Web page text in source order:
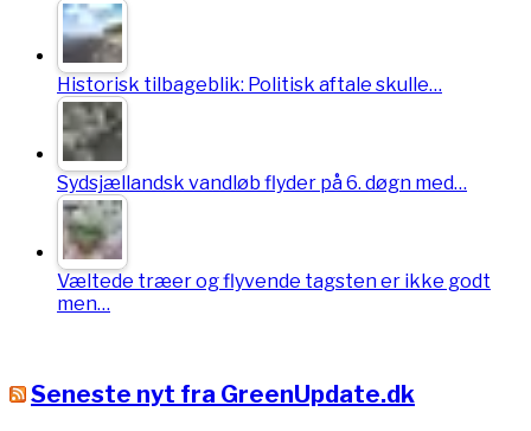
Historisk tilbageblik: Politisk aftale skulle…
Sydsjællandsk vandløb flyder på 6. døgn med…
Væltede træer og flyvende tagsten er ikke godt
men…
Seneste nyt fra GreenUpdate.dk